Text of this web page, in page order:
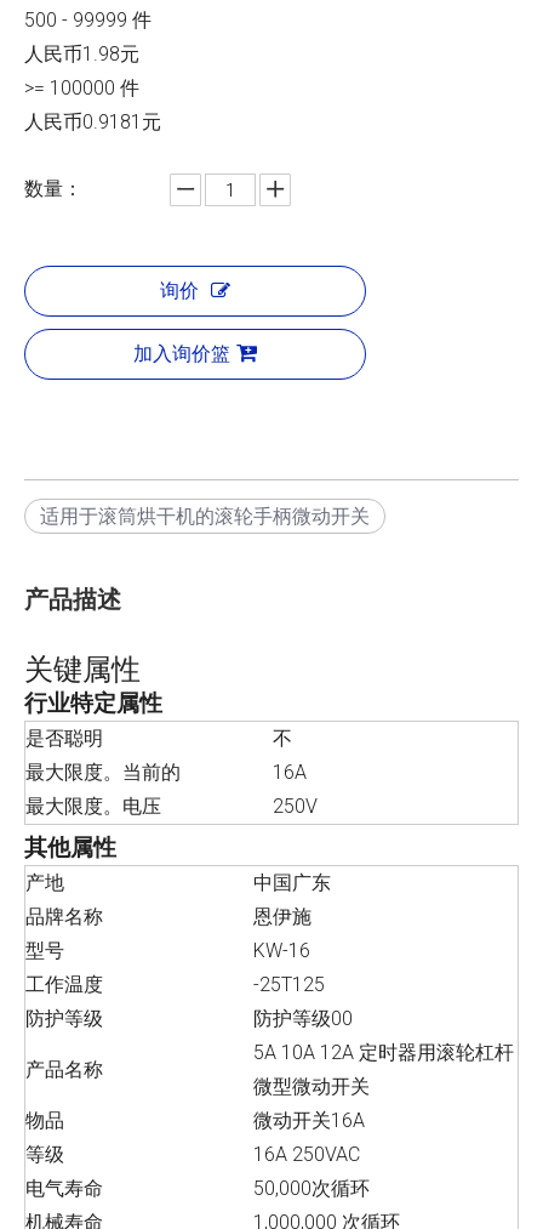
500 - 99999 件
人民币1.98元
>= 100000 件
人民币0.9181元
数量：
询价
加入询价篮
适用于滚筒烘干机的滚轮手柄微动开关
产品描述
关键属性
行业特定属性
是否聪明
不
最大限度。当前的
16A
最大限度。电压
250V
其他属性
产地
中国广东
品牌名称
恩伊施
型号
KW-16
工作温度
-25T125
防护等级
防护等级00
产品名称
5A 10A 12A 定时器用滚轮杠杆
微型微动开关
物品
微动开关16A
等级
16A 250VAC
电气寿命
50,000次循环
机械寿命
1,000,000 次循环